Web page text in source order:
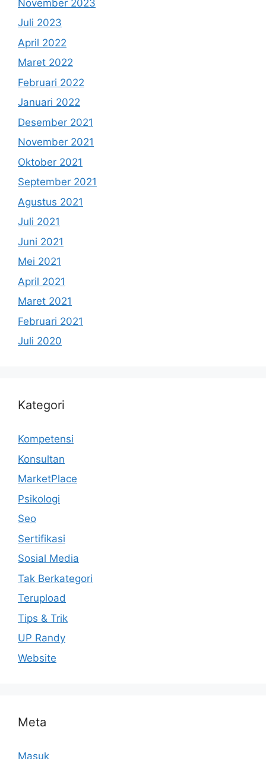
November 2023
Juli 2023
April 2022
Maret 2022
Februari 2022
Januari 2022
Desember 2021
November 2021
Oktober 2021
September 2021
Agustus 2021
Juli 2021
Juni 2021
Mei 2021
April 2021
Maret 2021
Februari 2021
Juli 2020
Kategori
Kompetensi
Konsultan
MarketPlace
Psikologi
Seo
Sertifikasi
Sosial Media
Tak Berkategori
Terupload
Tips & Trik
UP Randy
Website
Meta
Masuk